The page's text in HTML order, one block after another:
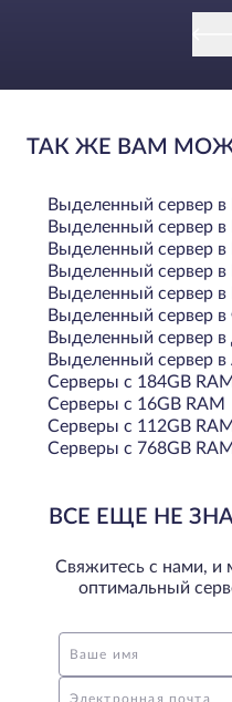
ТАК ЖЕ ВАМ
Выделенный сервер
Выделенный сервер
Выделенный сервер в
Выделенный сервер в
Выделенный сервер
Выделенный сервер
Выделенный сервер в
Выделенный сервер
Серверы с 184GB RAM
Серверы с 16GB RAM
Серверы с 112GB RAM
Серверы с 768GB RAM
ВСЕ ЕЩЕ НЕ
Свяжитесь с нами,
оптимальный
Ваше имя
Электронная почта